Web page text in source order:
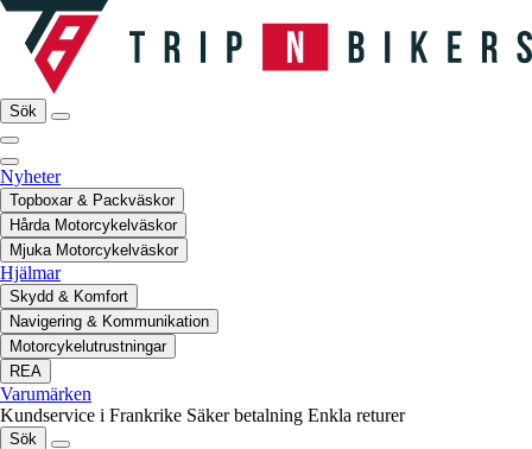
Sök
Nyheter
Topboxar & Packväskor
Hårda Motorcykelväskor
Mjuka Motorcykelväskor
Hjälmar
Skydd & Komfort
Navigering & Kommunikation
Motorcykelutrustningar
REA
Varumärken
Kundservice i Frankrike Säker betalning Enkla returer
Sök